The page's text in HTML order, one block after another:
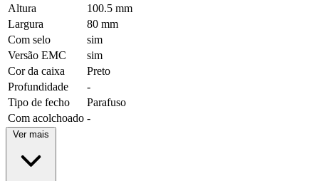
Altura
100.5 mm
Largura
80 mm
Com selo
sim
Versão EMC
sim
Cor da caixa
Preto
Profundidade
-
Tipo de fecho
Parafuso
Com acolchoado -
Ver mais